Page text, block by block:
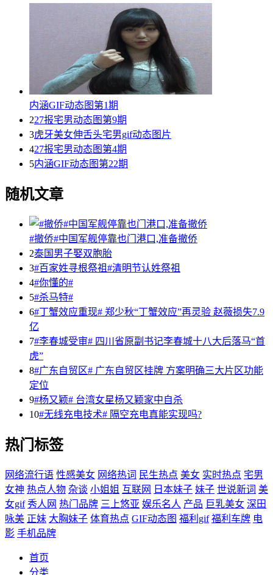
内涵GIF动态图第1期
227报宅男动态图第9期
3虎牙美女伸舌头宅男gif动态图片
427报宅男动态图第4期
5内涵GIF动态图第22期
随机文章
#撤侨#中国军舰停靠也门港口,准备撤侨
2泰国男子娶双胞胎
3#百家姓寻根祭祖#清明节认姓祭祖
4#你懂的#
5#杀马特#
6#丁蟹效应重现# 郑少秋“丁蟹效应”再灵验 赵薇损失7.9
亿
7#李春城受审# 四川省原副书记李春城十八大后落马“首
虎”
8#广东自贸区# 广东自贸区挂牌 方案明确三大片区功能
定位
9#杨又颖# 台湾女星杨又颖家中自杀
10#无线充电技术# 隔空充电真能实现吗?
热门标签
网络流行语 性感美女 网络热词 民生热点 美女 实时热点 宅男
女神 热点人物 杂谈 小姐姐 互联网 日本妹子 妹子 世说新词 美
女gif 秀人网 热门品牌 三上悠亚 娱乐名人 产品 巨乳美女 深田
咏美 正妹 大胸妹子 体育热点 GIF动态图 福利gif 福利车牌 电
影 手机品牌
首页
分类